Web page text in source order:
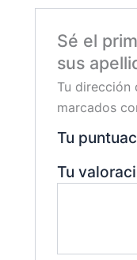
Sé el
sus
Tu dirección
marcados
Tu
Tu